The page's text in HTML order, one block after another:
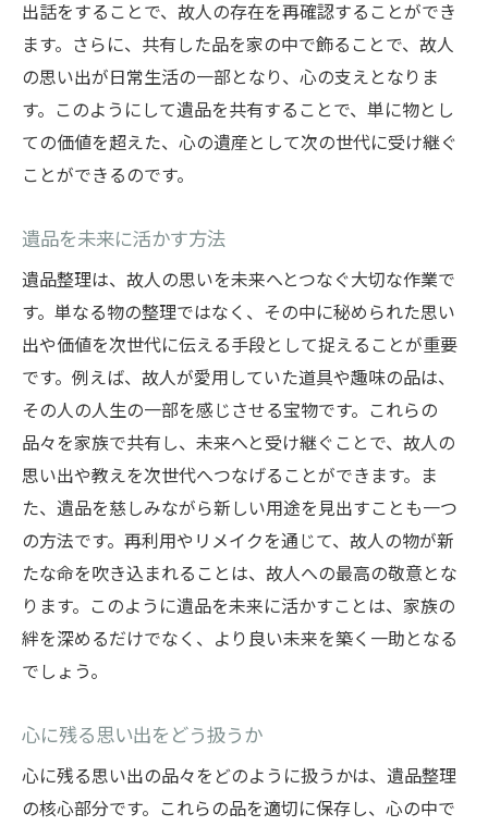
出話をすることで、故人の存在を再確認することができ
ます。さらに、共有した品を家の中で飾ることで、故人
の思い出が日常生活の一部となり、心の支えとなりま
す。このようにして遺品を共有することで、単に物とし
ての価値を超えた、心の遺産として次の世代に受け継ぐ
ことができるのです。
遺品を未来に活かす方法
遺品整理は、故人の思いを未来へとつなぐ大切な作業で
す。単なる物の整理ではなく、その中に秘められた思い
出や価値を次世代に伝える手段として捉えることが重要
です。例えば、故人が愛用していた道具や趣味の品は、
その人の人生の一部を感じさせる宝物です。これらの
品々を家族で共有し、未来へと受け継ぐことで、故人の
思い出や教えを次世代へつなげることができます。ま
た、遺品を慈しみながら新しい用途を見出すことも一つ
の方法です。再利用やリメイクを通じて、故人の物が新
たな命を吹き込まれることは、故人への最高の敬意とな
ります。このように遺品を未来に活かすことは、家族の
絆を深めるだけでなく、より良い未来を築く一助となる
でしょう。
心に残る思い出をどう扱うか
心に残る思い出の品々をどのように扱うかは、遺品整理
の核心部分です。これらの品を適切に保存し、心の中で